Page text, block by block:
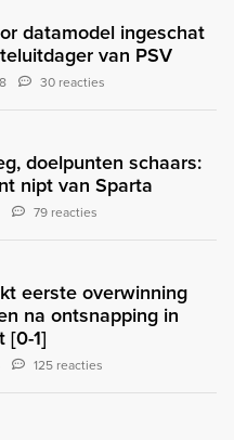
datamodel ingeschat
van PSV
30 reacties
doelpunten schaars:
nipt van Sparta
79 reacties
eerste overwinning
na ontsnapping in
[0-1]
125 reacties